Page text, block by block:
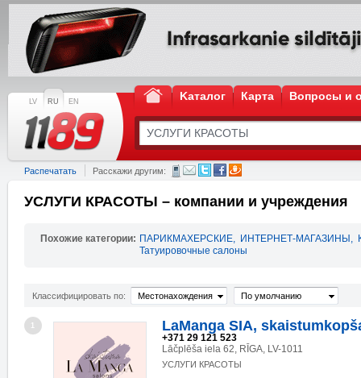
LV RU EN Kаталог Карта Вопросы и
Распечатать Расскажи другим:
УСЛУГИ КРАСОТЫ – компании и учреждения
Похожие категории: ПАРИКМАХЕРСКИЕ, ИНТЕРНЕТ-МАГАЗИНЫ ,
Татуировочные салоны
Классифицировать по: Местонахождения По умолчанию
1 LaManga SIA,
+371 29 121 523
Lāčplēša iela 62, RĪGA, LV-1011
УСЛУГИ КРАСОТЫ